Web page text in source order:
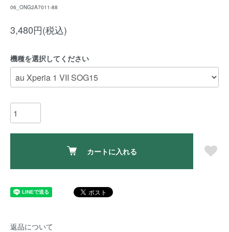
06_ONG2A7011-88
3,480円(税込)
機種を選択してください
カートに入れる
返品について